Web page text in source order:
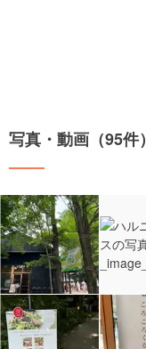
写真・動画（95件）